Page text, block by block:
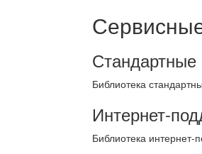
Библиотека
Интернет-
Библиотека